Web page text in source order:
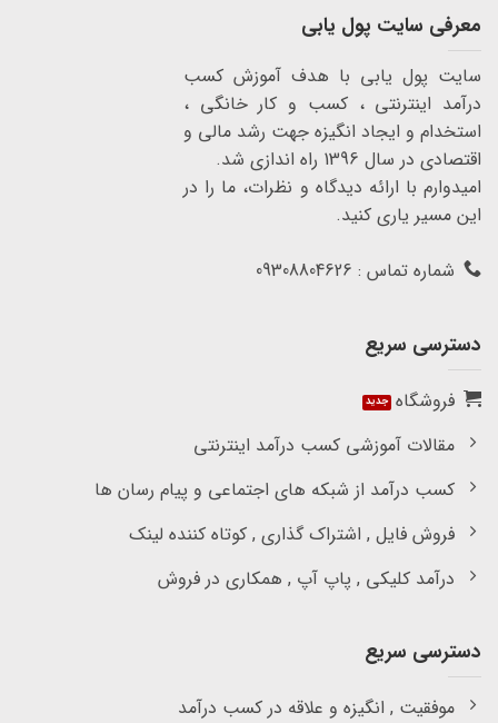
معرفی سایت پول یابی
سایت پول یابی با هدف آموزش کسب
درآمد اینترنتی ، کسب و کار خانگی ،
استخدام و ایجاد انگیزه جهت رشد مالی و
اقتصادی در سال 1396 راه اندازی شد.
امیدوارم با ارائه دیدگاه و نظرات، ما را در
این مسیر یاری کنید.
شماره تماس : 09308804626
دسترسی سریع
فروشگاه
مقالات آموزشی کسب درآمد اینترنتی
کسب درآمد از شبکه های اجتماعی و پیام رسان ها
فروش فایل , اشتراک گذاری , کوتاه کننده لینک
درآمد کلیکی , پاپ آپ , همکاری در فروش
دسترسی سریع
موفقیت , انگیزه و علاقه در کسب درآمد